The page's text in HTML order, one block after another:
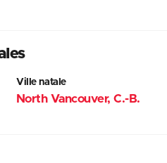
Ville natale
North Vancouver, C.-B.